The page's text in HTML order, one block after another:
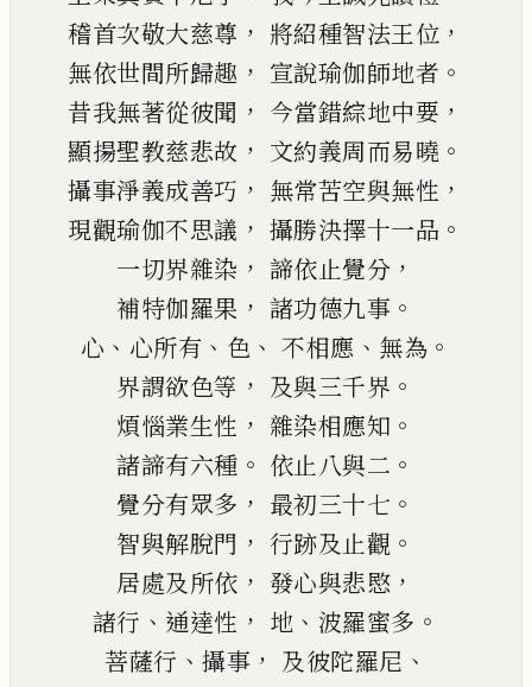
稽首次敬大慈尊 ， 將紹種智法王位 ，
無依世間所歸趣 ， 宣說瑜伽師地者 。
昔我無著從彼聞 ， 今當錯綜地中要 ，
顯揚聖教慈悲故 ， 文約義周而易曉 。
攝事淨義成善巧 ， 無常苦空與無性 ，
現觀瑜伽不思議 ， 攝勝決擇十一品 。
一切界雜染 ， 諦依止覺分 ，
補特伽羅果 ， 諸功德九事 。
心 、 心所有 、 色 、 不相應 、 無為 。
界謂欲色等 ， 及與三千界 。
煩惱業生性 ， 雜染相應知 。
諸諦有六種 。 依止八與二 。
覺分有眾多 ， 最初三十七 。
智與解脫門 ， 行跡及止觀 。
居處及所依 ， 發心與悲愍 ，
諸行 、 通達性 ， 地 、 波羅蜜多 。
菩薩行 、 攝事 ， 及彼陀羅尼 、